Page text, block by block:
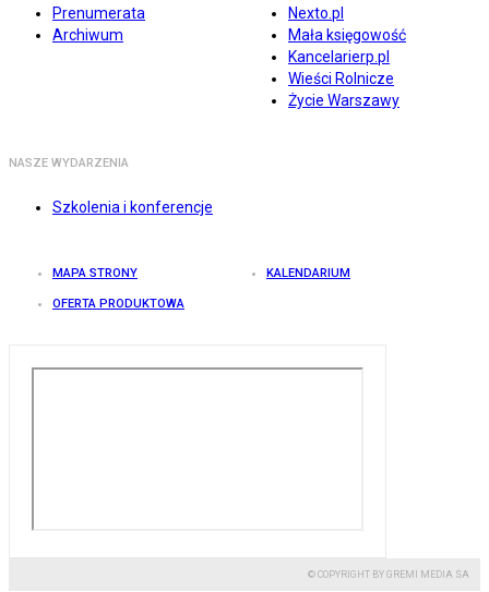
Prenumerata
Archiwum
Nexto.pl
Mała księgowość
Kancelarierp.pl
Wieści Rolnicze
Życie Warszawy
NASZE WYDARZENIA
Szkolenia i konferencje
MAPA STRONY KALENDARIUM
OFERTA PRODUKTOWA
© COPYRIGHT BY GREMI MEDIA SA